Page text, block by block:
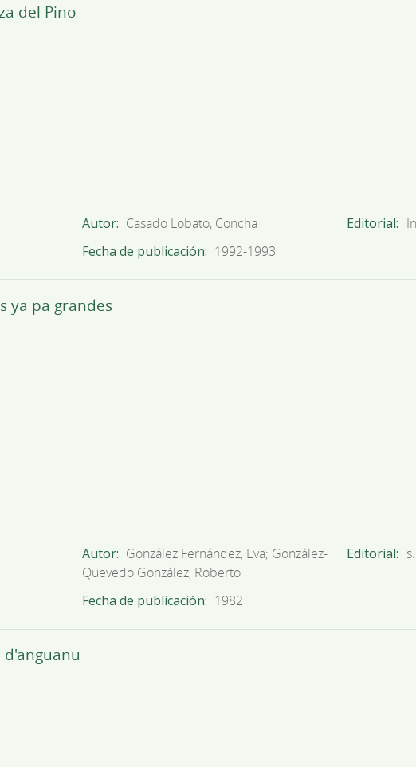
del Pino
Autor Casado Lobato, Concha Editorial
Fecha de publicación 1992-1993
ya pa grandes
Autor
González Fernández, Eva; González-
Quevedo González, Roberto
Editorial
Fecha de publicación 1982